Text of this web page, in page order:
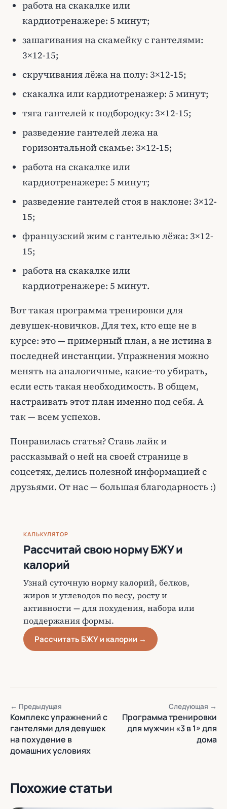
работа на скакалке или
кардиотренажере: 5 минут;
зашагивания на скамейку с гантелями:
3×12-15;
скручивания лёжа на полу: 3×12-15;
скакалка или кардиотренажер: 5 минут;
тяга гантелей к подбородку: 3×12-15;
разведение гантелей лежа на
горизонтальной скамье: 3×12-15;
работа на скакалке или
кардиотренажере: 5 минут;
разведение гантелей стоя в наклоне: 3×12-
15;
французский жим с гантелью лёжа: 3×12-
15;
работа на скакалке или
кардиотренажере: 5 минут.
Вот такая программа тренировки для
девушек-новичков. Для тех, кто еще не в
курсе: это — примерный план, а не истина в
последней инстанции. Упражнения можно
менять на аналогичные, какие-то убирать,
если есть такая необходимость. В общем,
настраивать этот план именно под себя. А
так — всем успехов.
Понравилась статья? Ставь лайк и
рассказывай о ней на своей странице в
соцсетях, делись полезной информацией с
друзьями. От нас — большая благодарность :)
КАЛЬКУЛЯТОР
Рассчитай свою норму БЖУ и
калорий
Узнай суточную норму калорий, белков,
жиров и углеводов по весу, росту и
активности — для похудения, набора или
поддержания формы.
Рассчитать БЖУ и калории →
← Предыдущая
Комплекс упражнений с
гантелями для девушек
на похудение в
домашних условиях
Следующая →
Программа тренировки
для мужчин «3 в 1» для
дома
Похожие статьи